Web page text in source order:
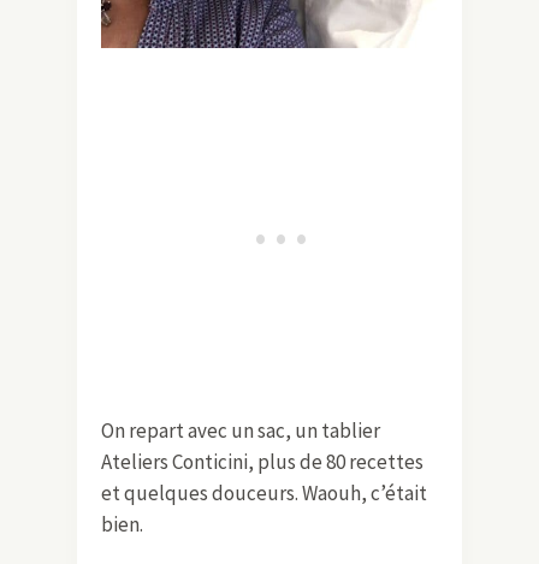
On repart avec un sac, un tablier
Ateliers Conticini, plus de 80 recettes
et quelques douceurs. Waouh, c’était
bien.